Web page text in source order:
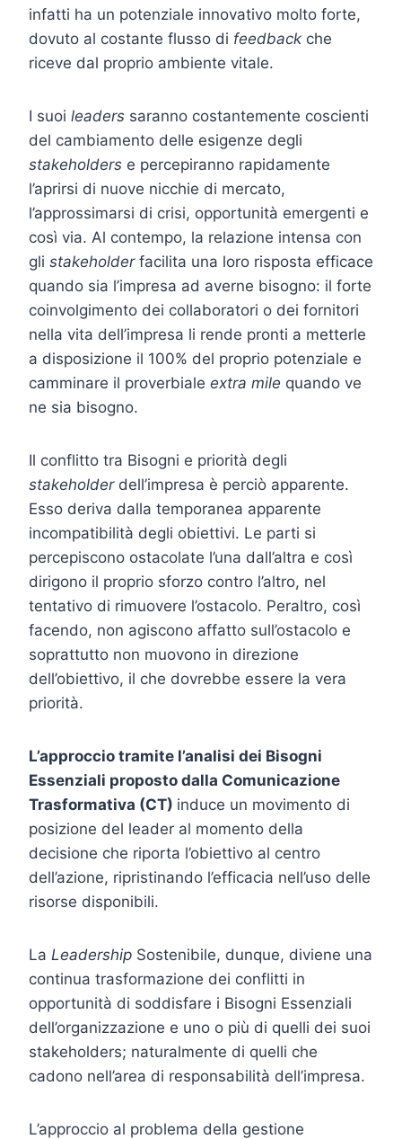
infatti ha un potenziale innovativo molto forte,
dovuto al costante flusso di feedback che
riceve dal proprio ambiente vitale.
I suoi leaders saranno costantemente coscienti
del cambiamento delle esigenze degli
stakeholders e percepiranno rapidamente
l’aprirsi di nuove nicchie di mercato,
l’approssimarsi di crisi, opportunità emergenti e
così via. Al contempo, la relazione intensa con
gli stakeholderfacilita una loro risposta efficace
quando sia l’impresa ad averne bisogno: il forte
coinvolgimento dei collaboratori o dei fornitori
nella vita dell’impresa li rende pronti a metterle
a disposizione il 100% del proprio potenziale e
camminare il proverbiale extra mile quando ve
ne sia bisogno.
Il conflitto tra Bisogni e priorità degli
stakeholderdell’impresa è perciò apparente.
Esso deriva dalla temporanea apparente
incompatibilità degli obiettivi. Le parti si
percepiscono ostacolate l’una dall’altra e così
dirigono il proprio sforzo contro l’altro, nel
tentativo di rimuovere l’ostacolo. Peraltro, così
facendo, non agiscono affatto sull’ostacolo e
soprattutto non muovono in direzione
dell’obiettivo, il che dovrebbe essere la vera
priorità.
L’approccio tramite l’analisi dei Bisogni
Essenziali proposto dalla Comunicazione
Trasformativa (CT) induce un movimento di
posizione del leader al momento della
decisione che riporta l’obiettivo al centro
dell’azione, ripristinando l’efficacia nell’uso delle
risorse disponibili.
La Leadership Sostenibile, dunque, diviene una
continua trasformazione dei conflitti in
opportunità di soddisfare i Bisogni Essenziali
dell’organizzazione e uno o più di quelli dei suoi
stakeholders; naturalmente di quelli che
cadono nell’area di responsabilità dell’impresa.
L’approccio al problema della gestione